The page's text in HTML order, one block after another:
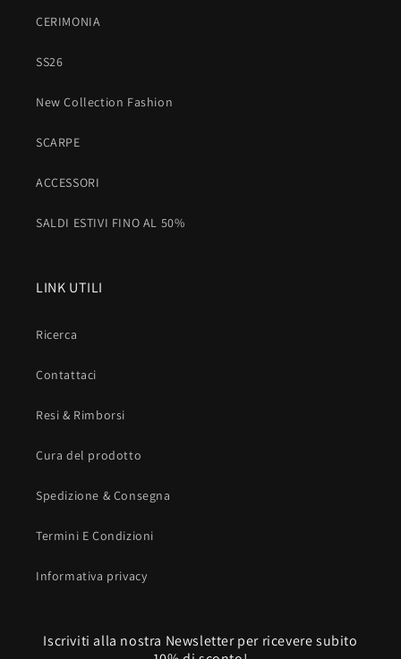
CERIMONIA
SS26
New Collection Fashion
SCARPE
ACCESSORI
SALDI ESTIVI FINO AL 50%
LINK UTILI
Ricerca
Contattaci
Resi & Rimborsi
Cura del prodotto
Spedizione & Consegna
Termini E Condizioni
Informativa privacy
Iscriviti alla nostra Newsletter per ricevere subito